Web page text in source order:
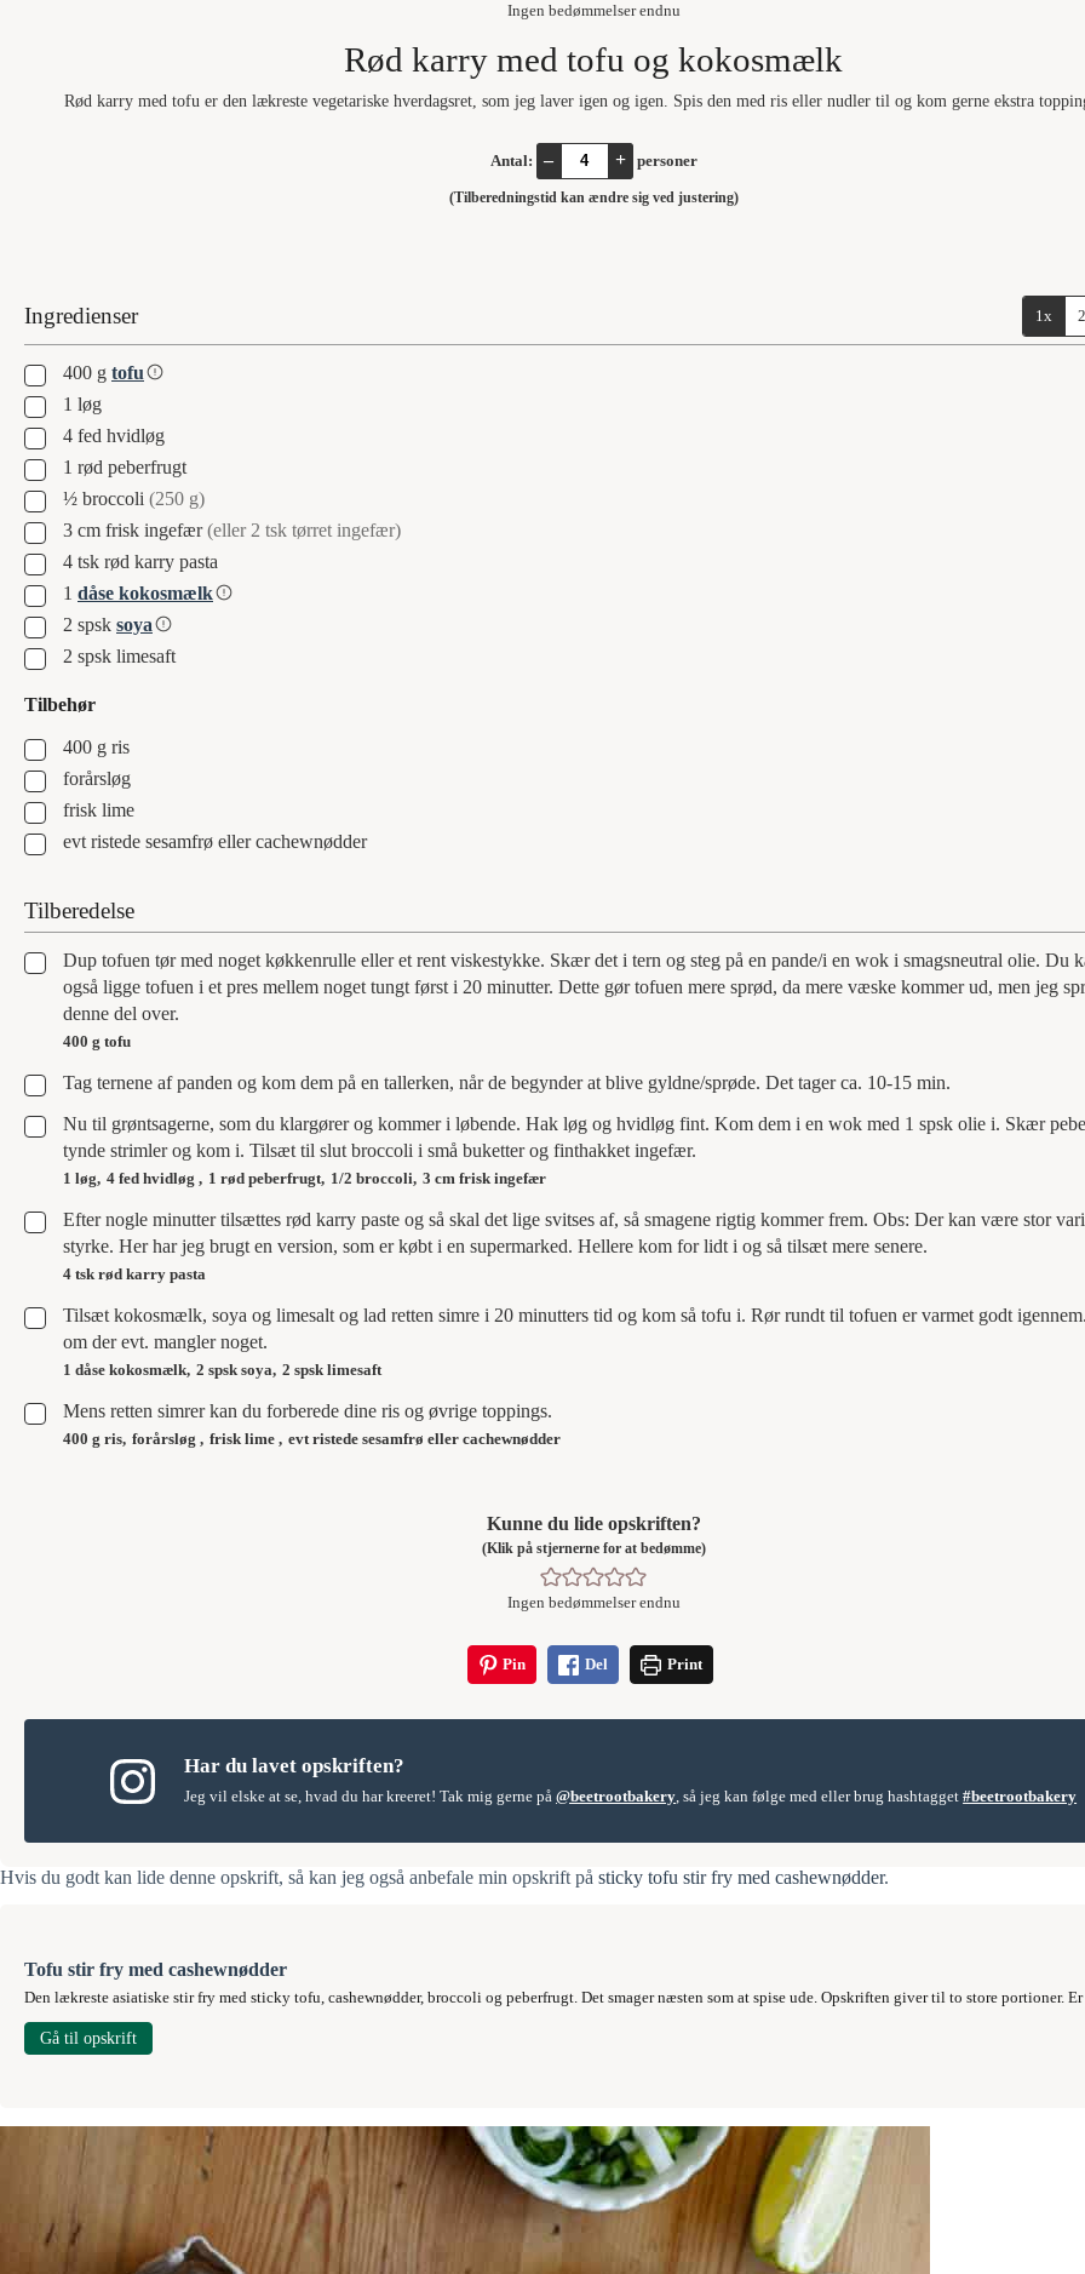
Ingen bedømmelser endnu
Rød karry med tofu og kokosmælk
Rød karry med tofu er den lækreste vegetariske hverdagsret, som jeg laver igen og igen. Spis den med ris eller nudler til og kom gerne ekstra
Antal: – + personer
(Tilberedningstid kan ændre sig ved justering)
Ingredienser 1x
▢
400 g tofu
▢1 løg
▢
4 fed hvidløg
▢1 rød peberfrugt
▢
½ broccoli (250 g)
▢
3 cm frisk ingefær (eller 2 tsk tørret ingefær)
▢
4 tsk rød karry pasta
▢1 dåse kokosmælk
▢
2 spsk soya
▢
2 spsk limesaft
Tilbehør
▢
400 g ris
▢
forårsløg
▢
frisk lime
▢
evt ristede sesamfrø eller cachewnødder
Tilberedelse
▢
Dup tofuen tør med noget køkkenrulle eller et rent viskestykke. Skær det i tern og steg på en pande/i en wok i smagsneutral olie. Du
også ligge tofuen i et pres mellem noget tungt først i 20 minutter. Dette gør tofuen mere sprød, da mere væske kommer ud, men jeg
denne del over.
400 g tofu
▢
Tag ternene af panden og kom dem på en tallerken, når de begynder at blive gyldne/sprøde. Det tager ca. 10-15 min.
▢
Nu til grøntsagerne, som du klargører og kommer i løbende. Hak løg og hvidløg fint. Kom dem i en wok med 1 spsk olie i. Skær
tynde strimler og kom i. Tilsæt til slut broccoli i små buketter og finthakket ingefær.
1 løg, 4 fed hvidløg , 1 rød peberfrugt, 1/2 broccoli, 3 cm frisk ingefær
▢
Efter nogle minutter tilsættes rød karry paste og så skal det lige svitses af, så smagene rigtig kommer frem. Obs: Der kan være stor
styrke. Her har jeg brugt en version, som er købt i en supermarked. Hellere kom for lidt i og så tilsæt mere senere.
4 tsk rød karry pasta
▢
Tilsæt kokosmælk, soya og limesalt og lad retten simre i 20 minutters tid og kom så tofu i. Rør rundt til tofuen er varmet godt
om der evt. mangler noget.
1 dåse kokosmælk, 2 spsk soya, 2 spsk limesaft
▢
Mens retten simrer kan du forberede dine ris og øvrige toppings.
400 g ris, forårsløg , frisk lime , evt ristede sesamfrø eller cachewnødder
Kunne du lide opskriften?
(Klik på stjernerne for at bedømme)
Ingen bedømmelser endnu
Pin Del Print
Har du lavet opskriften?
Jeg vil elske at se, hvad du har kreeret! Tak mig gerne på@beetrootbakery, så jeg kan følge med eller brug hashtagget#beetrootbakery
Hvis du godt kan lide denne opskrift, så kan jeg også anbefale min opskrift på sticky tofu stir fry med cashewnødder.
Tofu stir fry med cashewnødder
Den lækreste asiatiske stir fry med sticky tofu, cashewnødder, broccoli og peberfrugt. Det smager næsten som at spise ude. Opskriften giver til to store portioner. Er
Gå til opskrift